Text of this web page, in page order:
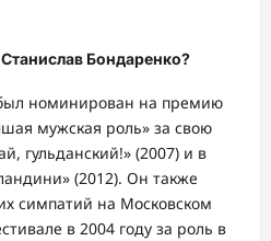
Бондаренко?
номинирован на премию
мужская роль» за свою
гульданский!» (2007) и в
(2012). Он также
симпатий на Московском
в 2004 году за роль в